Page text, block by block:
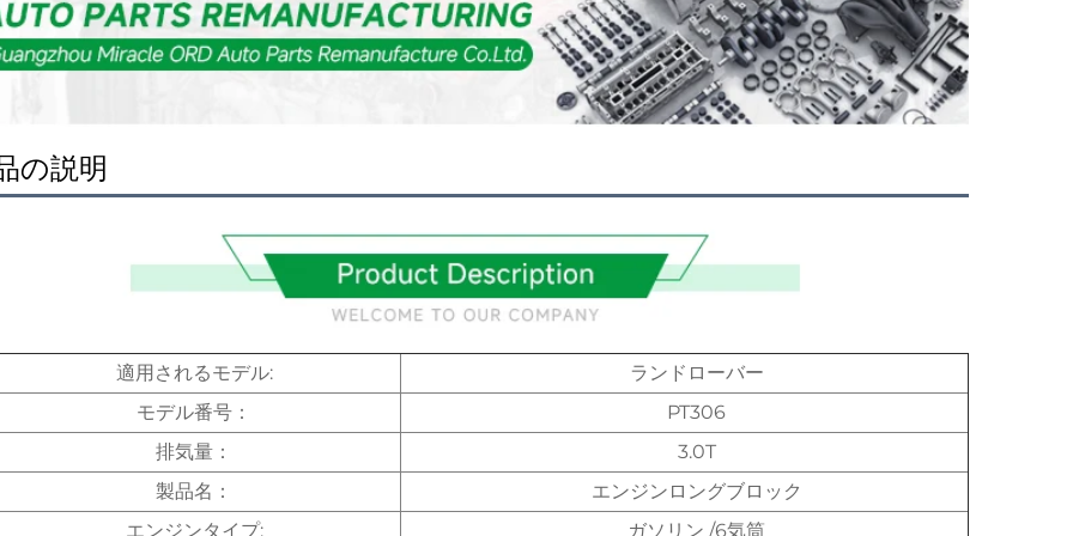
の説明
適用されるモデル:
ランドローバー
モデル番号：
PT306
排気量：
3.0T
製品名：
エンジンロングブロック
エンジンタイプ:
ガソリン /6気筒